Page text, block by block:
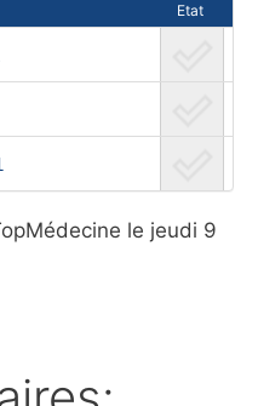
Etat
le jeudi 9